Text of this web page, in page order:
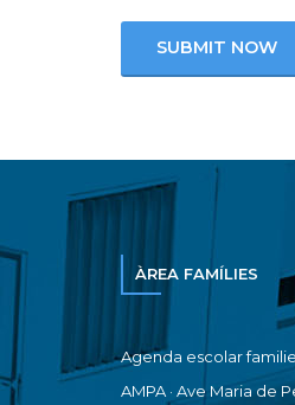
ÀREA FAMÍLIES
Agenda escolar
AMPA · Ave Maria de